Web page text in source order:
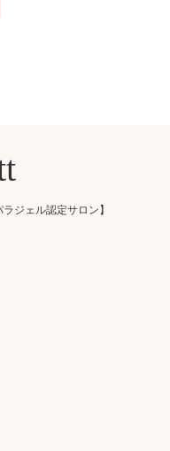
ジェル認定サロン】